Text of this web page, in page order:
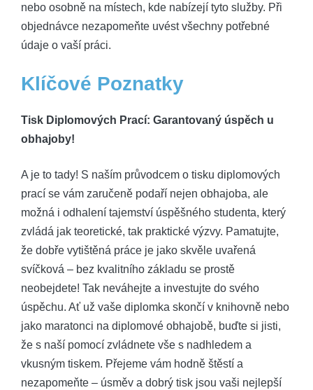
nebo osobně na místech, kde nabízejí tyto služby. Při
objednávce nezapomeňte uvést všechny potřebné
údaje o vaší práci.
Klíčové Poznatky
Tisk Diplomových Prací: Garantovaný úspěch u
obhajoby!
A je to tady! S naším průvodcem o tisku diplomových
prací se vám zaručeně podaří nejen obhajoba, ale
možná i odhalení tajemství úspěšného studenta, který
zvládá jak teoretické, tak praktické výzvy. Pamatujte,
že dobře vytištěná práce je jako skvěle uvařená
svíčková – bez kvalitního základu se prostě
neobejdete! Tak neváhejte a investujte do svého
úspěchu. Ať už vaše diplomka skončí v knihovně nebo
jako maratonci na diplomové obhajobě, buďte si jisti,
že s naší pomocí zvládnete vše s nadhledem a
vkusným tiskem. Přejeme vám hodně štěstí a
nezapomeňte – úsměv a dobrý tisk jsou vaši nejlepší